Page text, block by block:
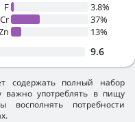
F
3.8%
Cr
37%
13%
9.6
содержать полный набор
важно употреблять в пищу
восполнять потребности